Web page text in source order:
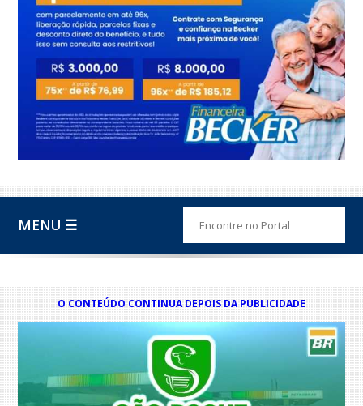
MENU ☰
O CONTEÚDO CONTINUA DEPOIS DA PUBLICIDADE